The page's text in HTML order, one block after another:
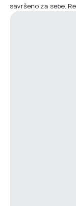
savršeno za sebe.